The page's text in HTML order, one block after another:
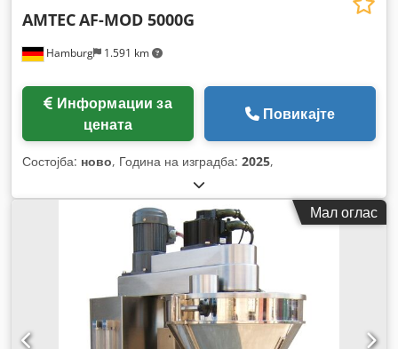
Hamburg 1.591 km
AMTECAF-MOD 5000G
цената
Повикајте
Состојба: ново, Година на изградба: 2025,
Мал оглас